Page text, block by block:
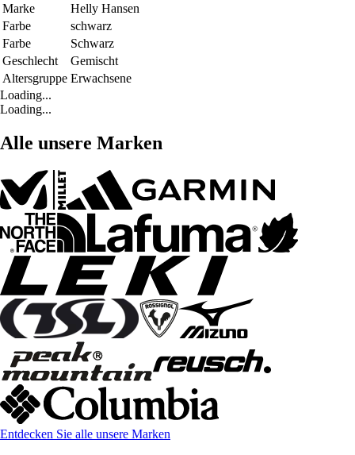
Marke
Helly Hansen
Farbe
schwarz
Farbe
Schwarz
Geschlecht
Gemischt
Altersgruppe Erwachsene
Loading...
Loading...
Alle unsere Marken
Entdecken Sie alle unsere Marken